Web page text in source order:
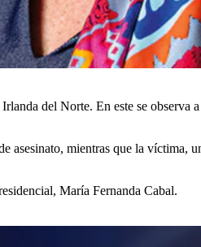
del Norte. En este se observa a
asesinato, mientras que la víctima,
María Fernanda Cabal.